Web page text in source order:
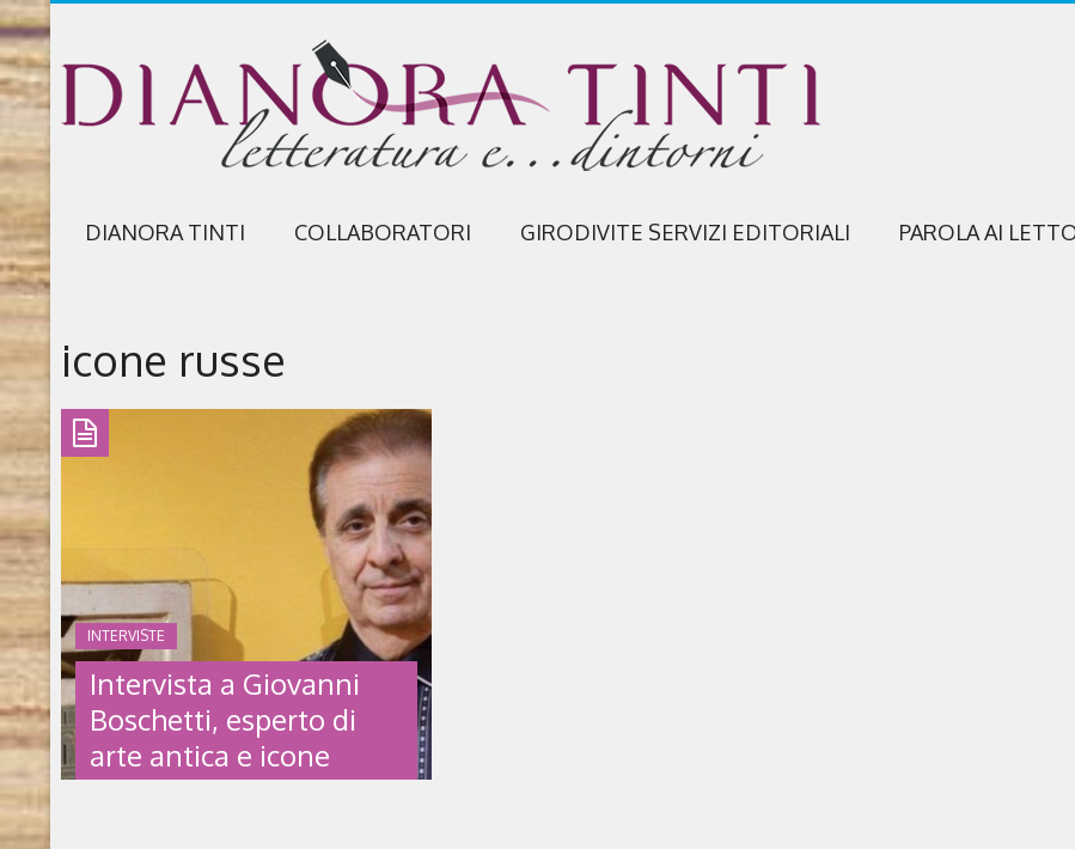
DIANORA TINTI COLLABORATORI GIRODIVITE SERVIZI EDITORIALI PAROLA AI
icone russe
INTERVISTE
Intervista a Giovanni
Boschetti, esperto di
arte antica e icone
russe